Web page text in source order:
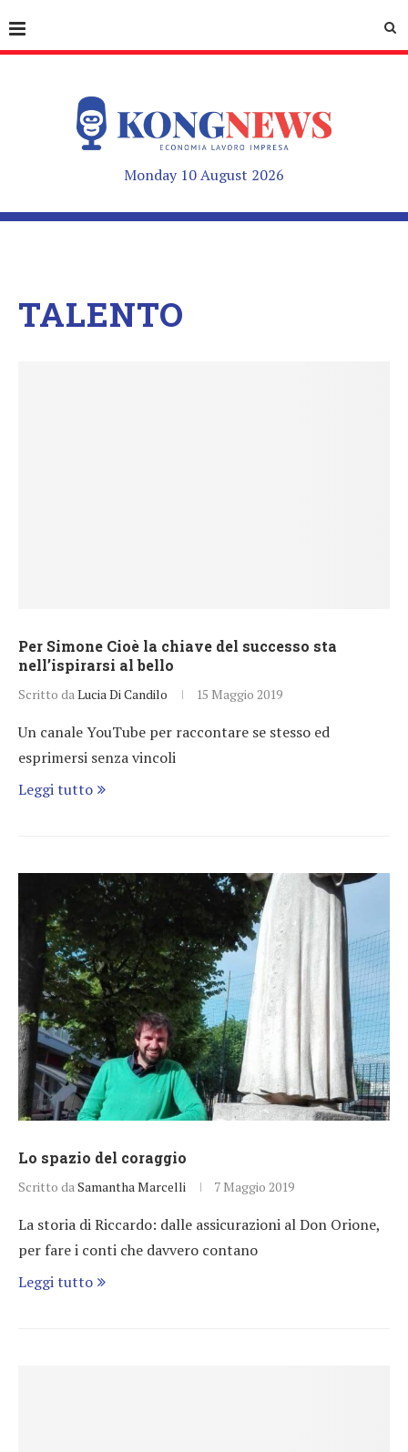
Monday 10 August 2026
TALENTO
Per Simone Cioè la chiave del successo sta
nell’ispirarsi al bello
Scritto da Lucia Di Candilo 15 Maggio 2019
Un canale YouTube per raccontare se stesso ed
esprimersi senza vincoli
Leggi tutto
Lo spazio del coraggio
Scritto da Samantha Marcelli 7 Maggio 2019
La storia di Riccardo: dalle assicurazioni al Don Orione,
per fare i conti che davvero contano
Leggi tutto